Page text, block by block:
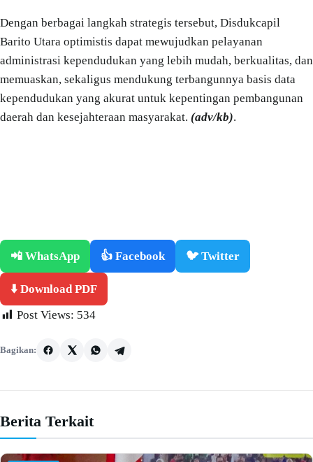
Dengan berbagai langkah strategis tersebut, Disdukcapil
Barito Utara optimistis dapat mewujudkan pelayanan
administrasi kependudukan yang lebih mudah, berkualitas, dan
memuaskan, sekaligus mendukung terbangunnya basis data
kependudukan yang akurat untuk kepentingan pembangunan
daerah dan kesejahteraan masyarakat. (adv/kb).
📲 WhatsApp 👍 Facebook 🐦 Twitter
⬇️ Download PDF
Post Views: 534
Bagikan:
Berita Terkait